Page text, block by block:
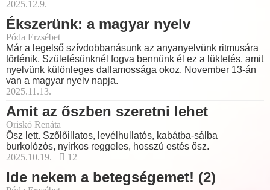
2025.12.9.
Ékszerünk: a magyar nyelv
Póda Erzsébet
Már a legelső szívdobbanásunk az anyanyelvünk ritmusára
történik. Születésünknél fogva bennünk él ez a lüktetés, amit
nyelvünk különleges dallamossága okoz. November 13-án
van a magyar nyelv napja.
2025.11.13.
Amit az őszben szeretni lehet
Oriskó Renáta
Ősz lett. Szőlőillatos, levélhullatós, kabátba-sálba
burkolózós, nyirkos reggeles, hosszú estés ősz.
2025.10.19.
12
Ide nekem a betegségemet! (2)